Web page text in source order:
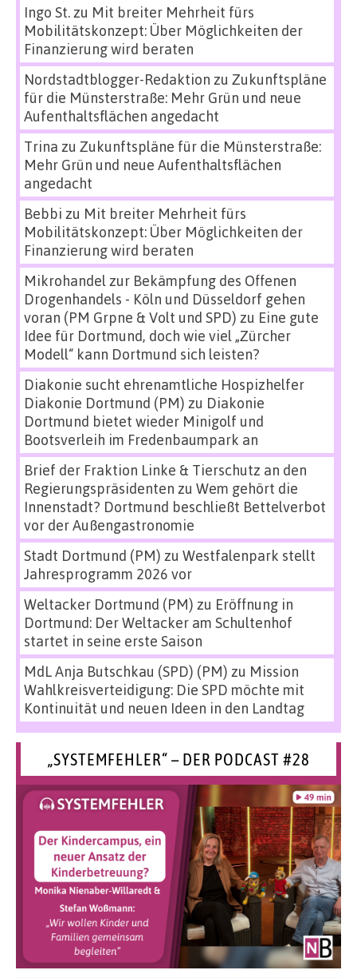
Ingo St.zu Mit breiter Mehrheit fürs
Mobilitätskonzept: Über Möglichkeiten der
Finanzierung wird beraten
Nordstadtblogger-Redaktion zu Zukunftspläne
für die Münsterstraße: Mehr Grün und neue
Aufenthaltsflächen angedacht
Trina zu Zukunftspläne für die Münsterstraße:
Mehr Grün und neue Aufenthaltsflächen
angedacht
Bebbi zu Mit breiter Mehrheit fürs
Mobilitätskonzept: Über Möglichkeiten der
Finanzierung wird beraten
Mikrohandel zur Bekämpfung des Offenen
Drogenhandels - Köln und Düsseldorf gehen
voran (PM Grpne & Volt und SPD) zu Eine gute
Idee für Dortmund, doch wie viel „Zürcher
Modell“ kann Dortmund sich leisten?
Diakonie sucht ehrenamtliche Hospizhelfer
Diakonie Dortmund (PM) zu Diakonie
Dortmund bietet wieder Minigolf und
Bootsverleih im Fredenbaumpark an
Brief der Fraktion Linke & Tierschutz an den
Regierungspräsidenten zu Wem gehört die
Innenstadt? Dortmund beschließt Bettelverbot
vor der Außengastronomie
Stadt Dortmund (PM) zu Westfalenpark stellt
Jahresprogramm 2026 vor
Weltacker Dortmund (PM) zu Eröffnung in
Dortmund: Der Weltacker am Schultenhof
startet in seine erste Saison
MdL Anja Butschkau (SPD) (PM) zu Mission
Wahlkreisverteidigung: Die SPD möchte mit
Kontinuität und neuen Ideen in den Landtag
„SYSTEMFEHLER“ – DER PODCAST #28